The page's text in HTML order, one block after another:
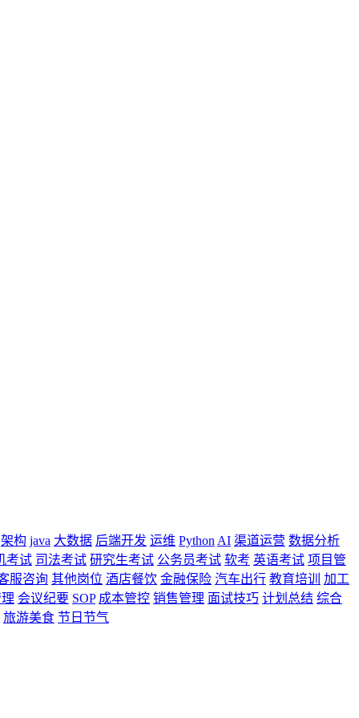
架构 java 大数据 后端开发 运维 Python AI 渠道运营 数据分析
考试 司法考试 研究生考试 公务员考试 软考 英语考试 项目管
服咨询 其他岗位 酒店餐饮 金融保险 汽车出行 教育培训
加工
会议纪要 SOP 成本管控 销售管理 面试技巧 计划总结 综合
旅游美食 节日节气